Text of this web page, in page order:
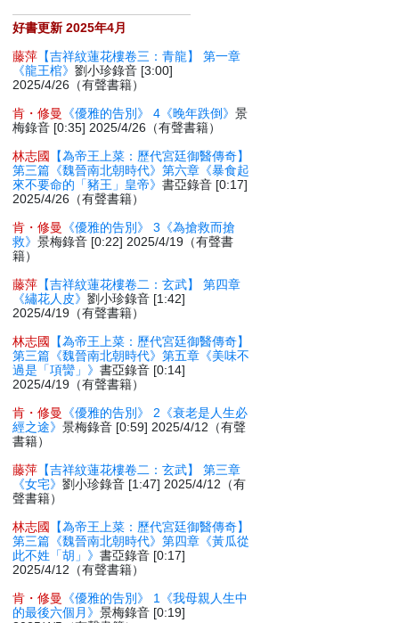
好書更新 2025年4月
藤萍 【吉祥紋蓮花樓卷三：青龍】 第一章
《龍王棺》劉小珍錄音 [3:00]
2025/4/26（有聲書籍）
肯・修曼
《優雅的告別》 4《晚年跌倒》景
梅錄音 [0:35] 2025/4/26（有聲書籍）
林志國
【為帝王上菜：歷代宮廷御醫傳奇】
第三篇《魏晉南北朝時代》第六章《暴食起
來不要命的「豬王」皇帝》書亞錄音 [0:17]
2025/4/26（有聲書籍）
肯・修曼
《優雅的告別》 3《為搶救而搶
救》景梅錄音 [0:22] 2025/4/19（有聲書
籍）
藤萍 【吉祥紋蓮花樓卷二：玄武】 第四章
《繡花人皮》劉小珍錄音 [1:42]
2025/4/19（有聲書籍）
林志國
【為帝王上菜：歷代宮廷御醫傳奇】
第三篇《魏晉南北朝時代》第五章《美味不
過是「項臠」》書亞錄音 [0:14]
2025/4/19（有聲書籍）
肯・修曼
《優雅的告別》 2《衰老是人生必
經之途》景梅錄音 [0:59] 2025/4/12（有聲
書籍）
藤萍 【吉祥紋蓮花樓卷二：玄武】 第三章
《女宅》劉小珍錄音 [1:47] 2025/4/12（有
聲書籍）
林志國
【為帝王上菜：歷代宮廷御醫傳奇】
第三篇《魏晉南北朝時代》第四章《黃瓜從
此不姓「胡」》書亞錄音 [0:17]
2025/4/12（有聲書籍）
肯・修曼
《優雅的告別》 1《我母親人生中
的最後六個月》景梅錄音 [0:19]